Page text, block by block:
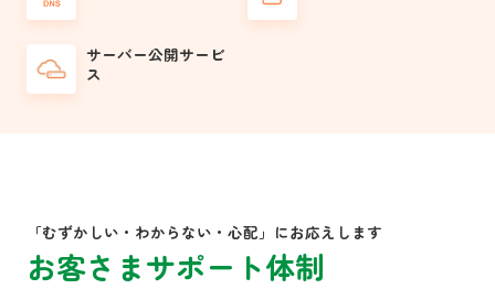
サーバー公開サービ
ス
「むずかしい・わからない・心配」にお応えします
お客さまサポート体制